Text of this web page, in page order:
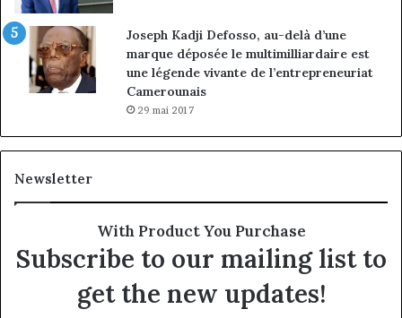
Joseph Kadji Defosso, au-delà d’une
marque déposée le multimilliardaire est
une légende vivante de l’entrepreneuriat
Camerounais
29 mai 2017
Newsletter
With Product You Purchase
Subscribe to our mailing list to
get the new updates!